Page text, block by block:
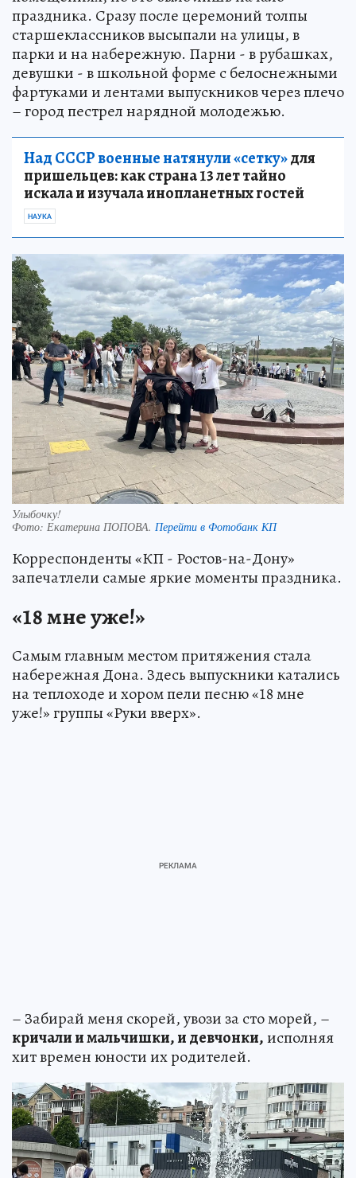
праздника. Сразу после церемоний толпы
старшеклассников высыпали на улицы, в
парки и на набережную. Парни - в рубашках,
девушки - в школьной форме с белоснежными
фартуками и лентами выпускников через плечо
– город пестрел нарядной молодежью.
Над СССР военные натянули «сетку»для
пришельцев: как страна 13 лет тайно
искала и изучала инопланетных гостей
НАУКА
Улыбочку!
Фото: Екатерина ПОПОВА. Перейти в Фотобанк КП
Корреспонденты «КП - Ростов-на-Дону»
запечатлели самые яркие моменты праздника.
«18 мне уже!»
Самым главным местом притяжения стала
набережная Дона. Здесь выпускники катались
на теплоходе и хором пели песню «18 мне
уже!» группы «Руки вверх».
– Забирай меня скорей, увози за сто морей, –
кричали и мальчишки, и девчонки,исполняя
хит времен юности их родителей.